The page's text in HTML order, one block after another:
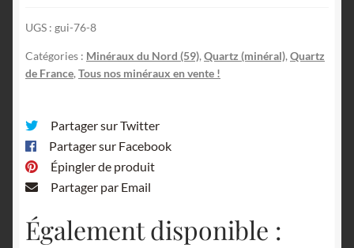
Vieux-
Condé,
Nord.
UGS : gui-76-8
Catégories : Minéraux du Nord (59), Quartz (minéral), Quartz
de France, Tous nos minéraux en vente !
Partager sur Twitter
Partager sur Facebook
Épingler de produit
Partager par Email
Également disponible :